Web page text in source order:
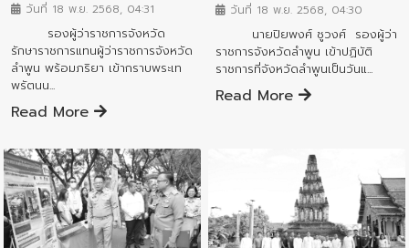
วันที่ 18 พ.ย. 2568, 04:31
รองผู้ว่าราชการจังหวัด
รักษาราชการแทนผู้ว่าราชการจังหวัด
ลำพูน พร้อมภริยา เข้ากราบพระเท
พรัตนน...
Read More
วันที่ 18 พ.ย. 2568, 04:30
นายปิยพงศ์ ชูวงศ์ รองผู้ว่า
ราชการจังหวัดลำพูน เข้าปฏิบัติ
ราชการที่จังหวัดลำพูนเป็นวันแ...
Read More